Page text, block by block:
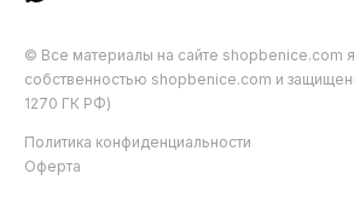
© Все материалы на сайте shopbenice.com
собственностью shopbenice.com и
1270 ГК РФ)
Политика конфиденциальности
Оферта